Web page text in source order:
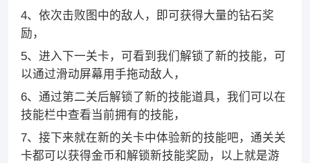
4、依次击败图中的敌人，即可获得大量的钻石奖
励，
5、进入下一关卡，可看到我们解锁了新的技能，可
以通过滑动屏幕用手拖动敌人，
6、通过第二关后解锁了新的技能道具，我们可以在
技能栏中查看当前拥有的技能，
7、接下来就在新的关卡中体验新的技能吧，通关关
卡都可以获得金币和解锁新技能奖励，以上就是游